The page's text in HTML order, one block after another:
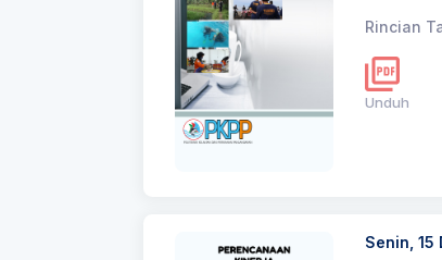
Rincian
Unduh
Senin, 15